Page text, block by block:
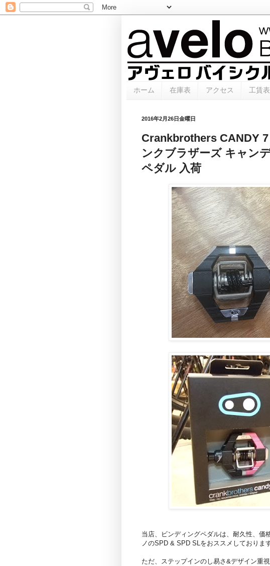
ホーム 在庫表 アクセス 工賃表
2016年2月26日金曜日
Crankbrothers CANDY
ンクブラザーズ キャン
ペダル 入荷
当店、ビンディングペダルは、耐久性、価
ノのSPD & SPD SLをおススメしております
ただ、ステップインのし易さ&デザイン重